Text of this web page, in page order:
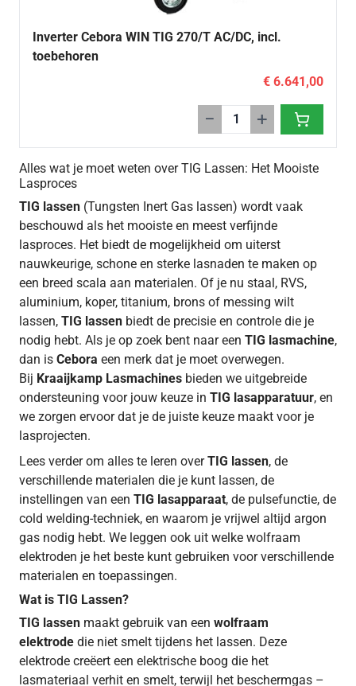
Inverter Cebora WIN TIG 270/T AC/DC, incl.
toebehoren
€ 6.641,00
− +
Alles wat je moet weten over TIG Lassen: Het Mooiste
Lasproces
TIG lassen (Tungsten Inert Gas lassen) wordt vaak
beschouwd als het mooiste en meest verfijnde
lasproces. Het biedt de mogelijkheid om uiterst
nauwkeurige, schone en sterke lasnaden te maken op
een breed scala aan materialen. Of je nu staal, RVS,
aluminium, koper, titanium, brons of messing wilt
lassen, TIG lassen biedt de precisie en controle die je
nodig hebt. Als je op zoek bent naar een TIG lasmachine,
dan is Cebora een merk dat je moet overwegen.
Bij Kraaijkamp Lasmachines bieden we uitgebreide
ondersteuning voor jouw keuze in TIG lasapparatuur, en
we zorgen ervoor dat je de juiste keuze maakt voor je
lasprojecten.
Lees verder om alles te leren over TIG lassen, de
verschillende materialen die je kunt lassen, de
instellingen van een TIG lasapparaat, de pulsefunctie, de
cold welding-techniek, en waarom je vrijwel altijd argon
gas nodig hebt. We leggen ook uit welke wolfraam
elektroden je het beste kunt gebruiken voor verschillende
materialen en toepassingen.
Wat is TIG Lassen?
TIG lassen maakt gebruik van een wolfraam
elektrode die niet smelt tijdens het lassen. Deze
elektrode creëert een elektrische boog die het
lasmateriaal verhit en smelt, terwijl het beschermgas –